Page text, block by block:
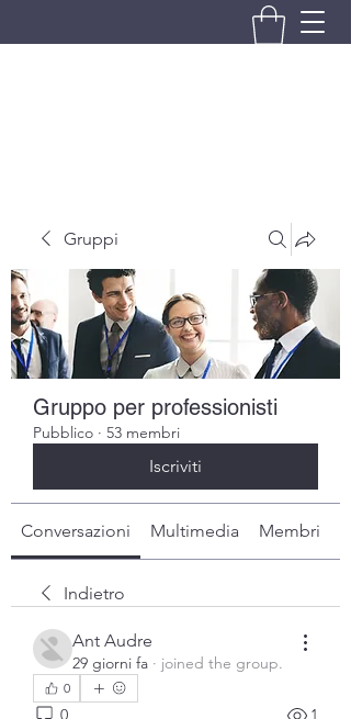
Gruppi
Gruppo per professionisti
Pubblico · 53 membri
Iscriviti
Conversazioni Multimedia Membri
Indietro
Ant Audre
29 giorni fa · joined the group.
0
0 1